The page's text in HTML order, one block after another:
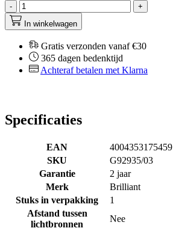
-
+
In winkelwagen
Gratis verzonden vanaf €30
365 dagen bedenktijd
Achteraf betalen met Klarna
Specificaties
EAN
4004353175459
SKU
G92935/03
Garantie
2 jaar
Merk
Brilliant
Stuks in verpakking
1
Afstand tussen
lichtbronnen
Nee